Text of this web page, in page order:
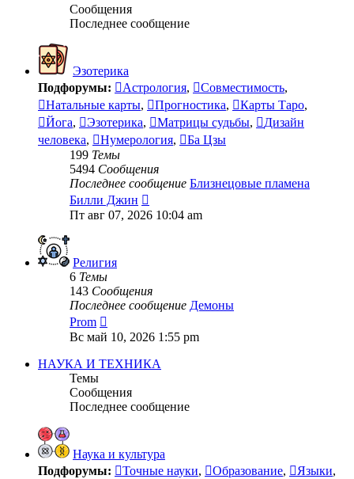
Сообщения
Последнее сообщение
Эзотерика
Подфорумы:
Астрология, Совместимость,
Натальные карты, Прогностика, Карты Таро,
Йога, Эзотерика, Матрицы судьбы,
Дизайн
человека, Нумерология,
Ба Цзы
199 Темы
5494 Сообщения
Последнее сообщение Близнецовые пламена
Билли Джин
к
Пт авг 07, 2026 10:04 am
Религия
6 Темы
143 Сообщения
Последнее сообщение Демоны
Prom
к
сообщению
Вс май 10, 2026 1:55 pm
НАУКА И ТЕХНИКА
Темы
Сообщения
Последнее сообщение
Наука и культура
Подфорумы:
Точные науки, Образование, Языки,